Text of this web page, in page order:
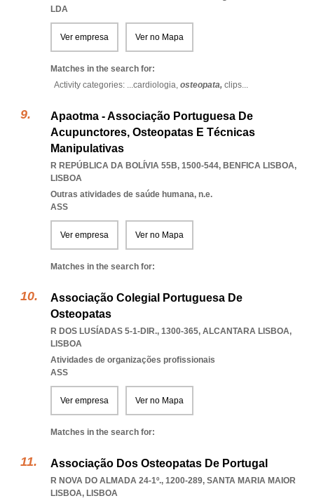
LDA
Ver empresa Ver no Mapa
Matches in the search for:
Activity categories: ...cardiologia, osteopata, clips...
Apaotma - Associação Portuguesa De
Acupunctores, Osteopatas E Técnicas
Manipulativas
R REPÚBLICA DA BOLÍVIA 55B, 1500-544, BENFICA LISBOA,
LISBOA
Outras atividades de saúde humana, n.e.
ASS
Ver empresa Ver no Mapa
Matches in the search for:
Associação Colegial Portuguesa De
Osteopatas
R DOS LUSÍADAS 5-1-DIR., 1300-365, ALCANTARA LISBOA,
LISBOA
Atividades de organizações profissionais
ASS
Ver empresa Ver no Mapa
Matches in the search for:
Associação Dos Osteopatas De Portugal
R NOVA DO ALMADA 24-1º., 1200-289, SANTA MARIA MAIOR
LISBOA, LISBOA